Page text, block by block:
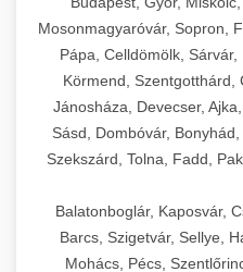
Mosonmagyaróvár, Sopron,
Pápa, Celldömölk, Sárvár,
Körmend, Szentgotthárd,
Jánosháza, Devecser,
Sásd, Dombóvár,
Szekszárd, Tolna, Fadd,
Balatonboglár, Kaposvár,
Barcs, Szigetvár, Sellye,
Mohács, Pécs,